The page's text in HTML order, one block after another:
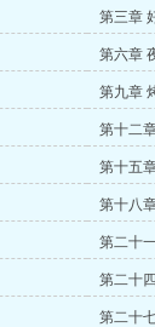
第三章
第六章
第九章
第十二
第十五
第十八
第二十
第二十
第二十